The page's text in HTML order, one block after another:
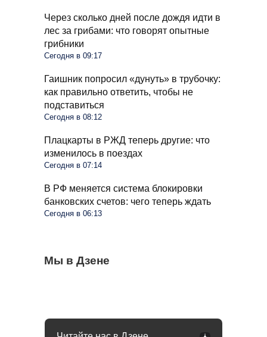
Через сколько дней после дождя идти в
лес за грибами: что говорят опытные
грибники
Сегодня в 09:17
Гаишник попросил «дунуть» в трубочку:
как правильно ответить, чтобы не
подставиться
Сегодня в 08:12
Плацкарты в РЖД теперь другие: что
изменилось в поездах
Сегодня в 07:14
В РФ меняется система блокировки
банковских счетов: чего теперь ждать
Сегодня в 06:13
Мы в Дзене
Весь крыжовник покрылся белым
налетом: что это и как это убрать
Пенсионеров в больших квартирах ждут
Самые безопасные и мясные сосиски в